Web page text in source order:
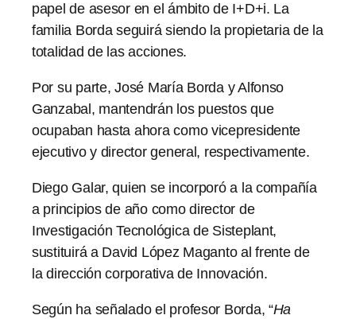
papel de asesor en el ámbito de I+D+i. La
familia Borda seguirá siendo la propietaria de la
totalidad de las acciones.
Por su parte, José María Borda y Alfonso
Ganzabal, mantendrán los puestos que
ocupaban hasta ahora como vicepresidente
ejecutivo y director general, respectivamente.
Diego Galar, quien se incorporó a la compañía
a principios de año como director de
Investigación Tecnológica de Sisteplant,
sustituirá a David López Maganto al frente de
la dirección corporativa de Innovación.
Según ha señalado el profesor Borda, “Ha